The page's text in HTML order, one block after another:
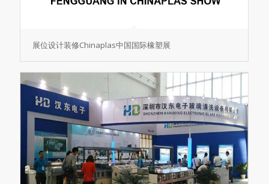
展位设计装修Chinaplas中国国际橡塑展